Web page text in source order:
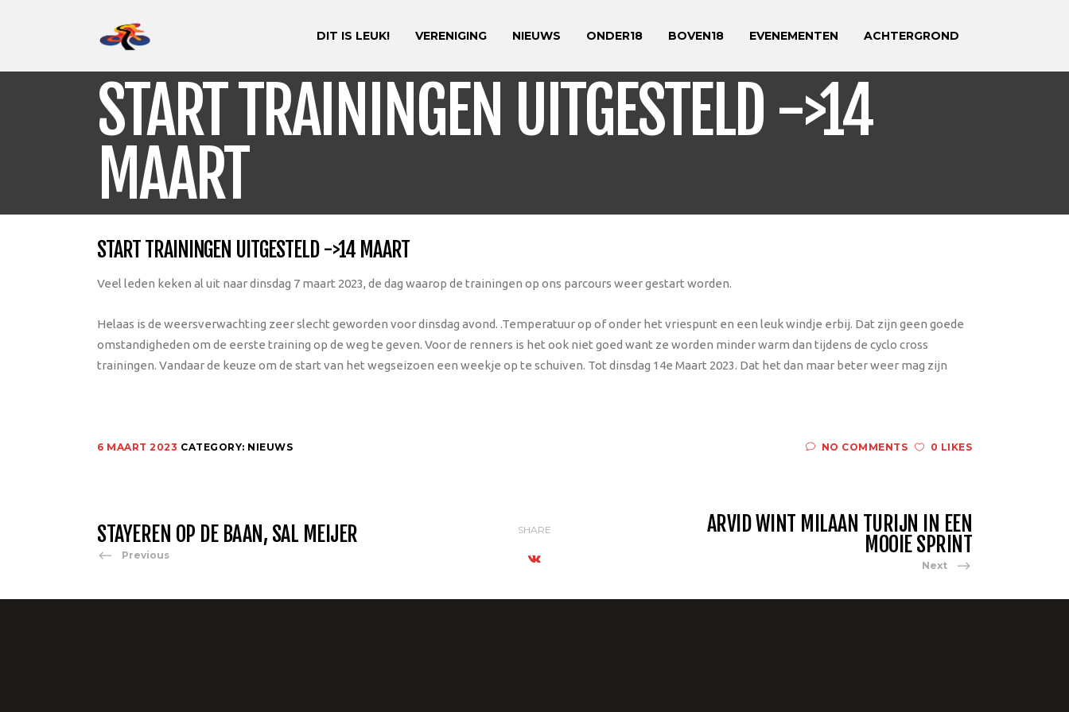
DIT IS LEUK! VERENIGING NIEUWS ONDER18 BOVEN18 EVENEMENTEN ACHTERGROND
START TRAININGEN UITGESTELD ->14
MAART
START TRAININGEN UITGESTELD ->14 MAART
Veel leden keken al uit naar dinsdag 7 maart 2023, de dag waarop de trainingen op ons parcours weer gestart worden.
Helaas is de weersverwachting zeer slecht geworden voor dinsdag avond. .Temperatuur op of onder het vriespunt en een leuk windje erbij. Dat zijn geen goede
omstandigheden om de eerste training op de weg te geven. Voor de renners is het ook niet goed want ze worden minder warm dan tijdens de cyclo cross
trainingen. Vandaar de keuze om de start van het wegseizoen een weekje op te schuiven. Tot dinsdag 14e Maart 2023. Dat het dan maar beter weer mag zijn
6 MAART 2023 CATEGORY: NIEUWS NO COMMENTS 0 LIKES
STAYEREN OP DE BAAN, SAL MEIJER
Previous
SHARE
ARVID WINT MILAAN TURIJN IN EEN
MOOIE SPRINT
Next